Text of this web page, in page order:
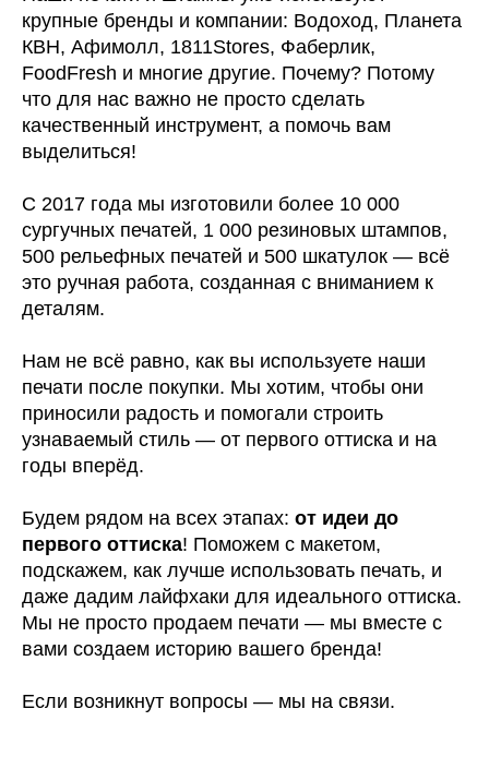
крупные бренды и компании: Водоход, Планета
КВН, Афимолл, 1811Stores, Фаберлик,
FoodFresh и многие другие. Почему? Потому
что для нас важно не просто сделать
качественный инструмент, а помочь вам
выделиться!
С 2017 года мы изготовили более 10 000
сургучных печатей, 1 000 резиновых штампов,
500 рельефных печатей и 500 шкатулок — всё
это ручная работа, созданная с вниманием к
деталям.
Нам не всё равно, как вы используете наши
печати после покупки. Мы хотим, чтобы они
приносили радость и помогали строить
узнаваемый стиль — от первого оттиска и на
годы вперёд.
Будем рядом на всех этапах: от идеи до
первого оттиска! Поможем с макетом,
подскажем, как лучше использовать печать, и
даже дадим лайфхаки для идеального оттиска.
Мы не просто продаем печати — мы вместе с
вами создаем историю вашего бренда!
Если возникнут вопросы — мы на связи.